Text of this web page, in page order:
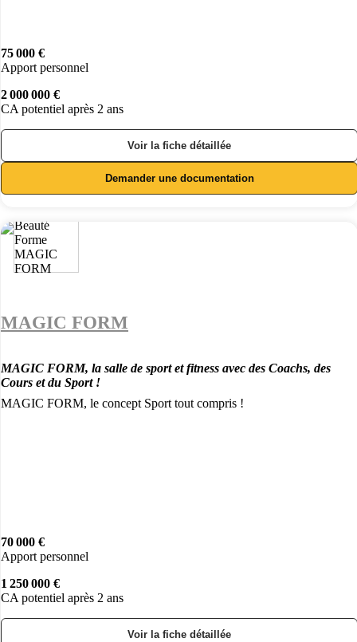
75 000 €
Apport personnel
2 000 000 €
CA potentiel après 2 ans
Voir la fiche détaillée
Demander une documentation
MAGIC FORM
MAGIC FORM, la salle de sport et fitness avec des Coachs, des
Cours et du Sport !
MAGIC FORM, le concept Sport tout compris !
70 000 €
Apport personnel
1 250 000 €
CA potentiel après 2 ans
Voir la fiche détaillée